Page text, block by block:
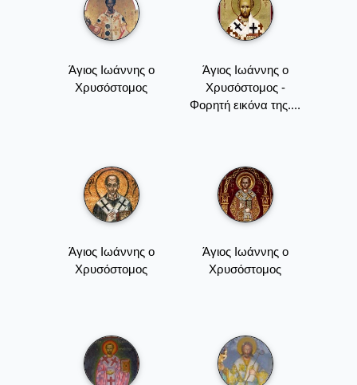
Άγιος Ιωάννης ο
Χρυσόστομος
Άγιος Ιωάννης ο
Χρυσόστομος -
Φορητή εικόνα της....
Άγιος Ιωάννης ο
Χρυσόστομος
Άγιος Ιωάννης ο
Χρυσόστομος